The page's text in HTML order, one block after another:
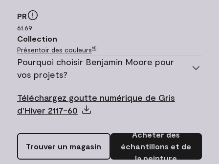
PR
61.69
Collection
Présentoir des couleursMD
Pourquoi choisir Benjamin Moore pour
vos projets?
Téléchargez goutte numérique de Gris
d'Hiver 2117-60
Trouver un magasin
Acheter des
échantillons et de
la peinture